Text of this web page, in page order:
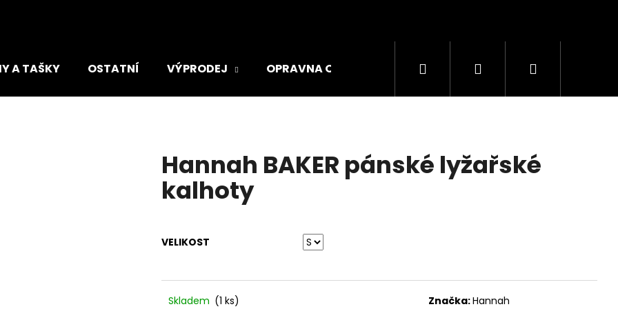
A TAŠKY OSTATNÍ VÝPRODEJ OPRAVNA OBUVI ZNAČKYHledat PřihlášeníNákupní
Hannah BAKER pánské lyžařské
kalhoty
VELIKOST
Skladem (1 ks) Značka:Hannah
Co potřebujete najít?
ADIDAS RUN LOGO W DÁMSKÉ TRIKO